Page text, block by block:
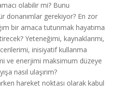
olabilir mi? Bunu
donanımlar gerekiyor? En zor
bir amaca tutunmak hayatıma
Yeteneğimi, kaynaklarımı,
inisiyatif kullanma
ve enerjimi maksimum düzeye
nasıl ulaşırım?
hareket noktası olarak kabul